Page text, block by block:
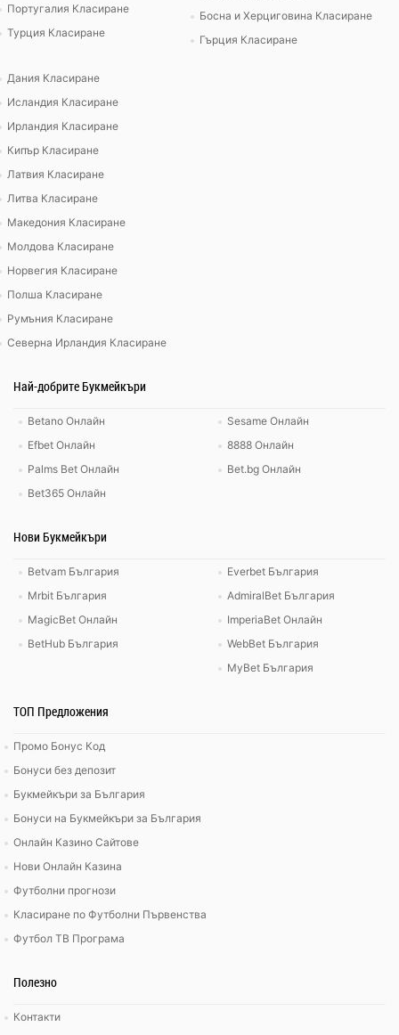
Португалия Класиране
Турция Класиране
Босна и Херциговина Класиране
Гърция Класиране
Дания Класиране
Исландия Класиране
Ирландия Класиране
Кипър Класиране
Латвия Класиране
Литва Класиране
Македония Класиране
Молдова Класиране
Норвегия Класиране
Полша Класиране
Румъния Класиране
Северна Ирландия Класиране
Най-добрите Букмейкъри
Betano Онлайн
Efbet Онлайн
Palms Bet Онлайн
Bet365 Онлайн
Sesame Онлайн
8888 Онлайн
Bet.bg Онлайн
Нови Букмейкъри
Betvam България
Mrbit България
MagicBet Онлайн
BetHub България
Everbet България
AdmiralBet България
ImperiaBet Онлайн
WebBet България
MyBet България
ТОП Предложения
Промо Бонус Код
Бонуси без депозит
Букмейкъри за България
Бонуси на Букмейкъри за България
Онлайн Казино Сайтове
Нови Онлайн Казина
Футболни прогнози
Класиране по Футболни Първенства
Футбол ТВ Програма
Полезно
Контакти